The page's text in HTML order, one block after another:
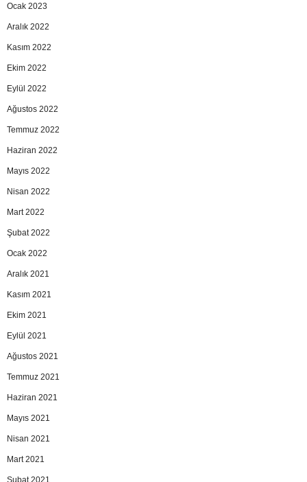
Ocak 2023
Aralık 2022
Kasım 2022
Ekim 2022
Eylül 2022
Ağustos 2022
Temmuz 2022
Haziran 2022
Mayıs 2022
Nisan 2022
Mart 2022
Şubat 2022
Ocak 2022
Aralık 2021
Kasım 2021
Ekim 2021
Eylül 2021
Ağustos 2021
Temmuz 2021
Haziran 2021
Mayıs 2021
Nisan 2021
Mart 2021
Şubat 2021